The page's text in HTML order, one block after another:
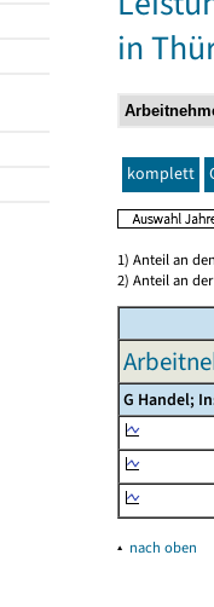
in
komplett
1) Anteil an
2) Anteil an
G Handel;
▴ nach oben